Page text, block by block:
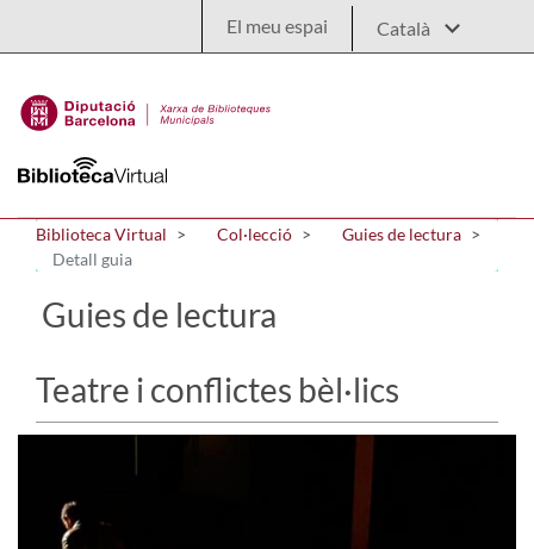
El meu espai
Biblioteca Virtual Col·lecció
Guies de lectura
Detall guia
Guies de lectura
Teatre i conflictes bèl·lics